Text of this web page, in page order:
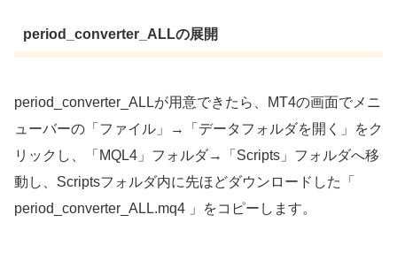
period_converter_ALLの展開
period_converter_ALLが用意できたら、MT4の画面でメニ
ューバーの「ファイル」→「データフォルダを開く」をク
リックし、「MQL4」フォルダ→「Scripts」フォルダへ移
動し、Scriptsフォルダ内に先ほどダウンロードした「
period_converter_ALL.mq4 」をコピーします。